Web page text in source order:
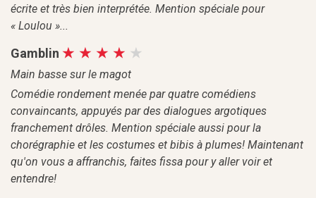
écrite et très bien interprétée. Mention spéciale pour
« Loulou »...
Gamblin
Main basse sur le magot
Comédie rondement menée par quatre comédiens
convaincants, appuyés par des dialogues argotiques
franchement drôles. Mention spéciale aussi pour la
chorégraphie et les costumes et bibis à plumes! Maintenant
qu'on vous a affranchis, faites fissa pour y aller voir et
entendre!